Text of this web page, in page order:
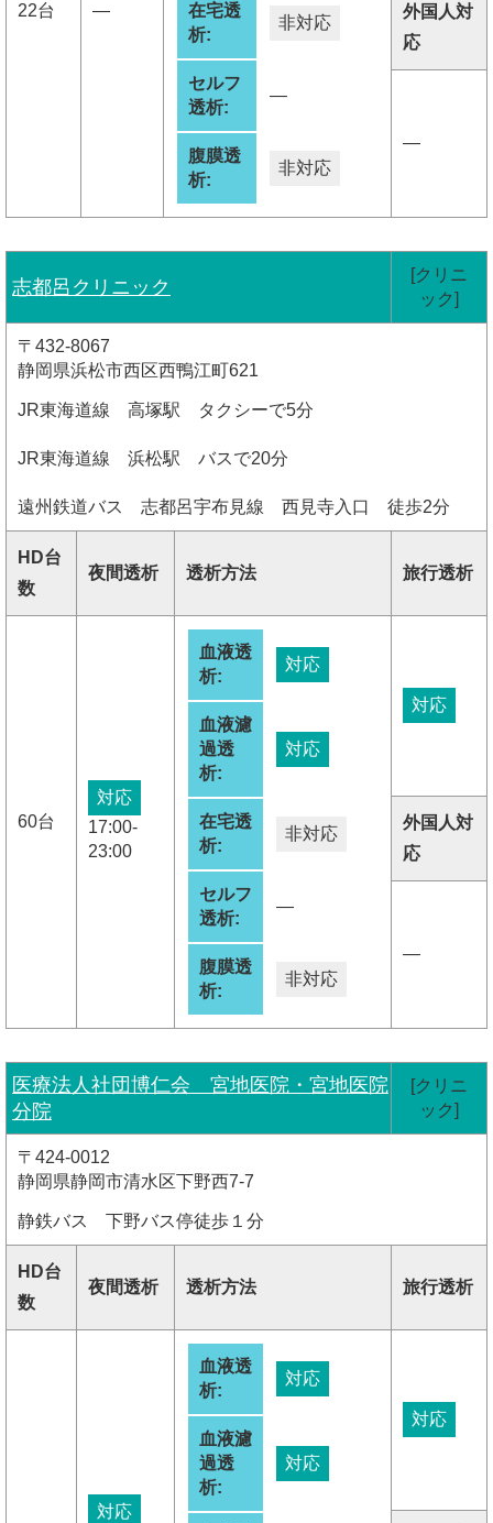
22台 ―
在宅透
析:
非対応
セルフ
透析:
―
腹膜透
析:
非対応
外国人対
応
―
志都呂クリニック
[クリニ
ック]
〒432-8067
静岡県浜松市西区西鴨江町621
JR東海道線 高塚駅 タクシーで5分
JR東海道線 浜松駅 バスで20分
遠州鉄道バス 志都呂宇布見線 西見寺入口 徒歩2分
HD台
数
夜間透析 透析方法 旅行透析
60台
対応
17:00-
23:00
血液透
析:
対応
血液濾
過透
析:
対応
在宅透
析:
非対応
セルフ
透析:
―
腹膜透
析:
非対応
対応
外国人対
応
―
医療法人社団博仁会 宮地医院・宮地医院
分院
[クリニ
ック]
〒424-0012
静岡県静岡市清水区下野西7-7
静鉄バス 下野バス停徒歩１分
HD台
数
夜間透析 透析方法 旅行透析
対応
血液透
析:
対応
血液濾
過透
析:
対応
対応